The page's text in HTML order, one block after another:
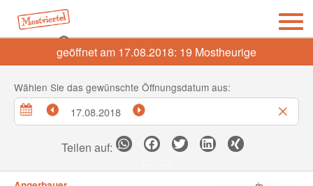
geöffnet am 17.08.2018: 19 Mostheurige
Wählen Sie das gewünschte Öffnungsdatum aus:
Teilen auf: